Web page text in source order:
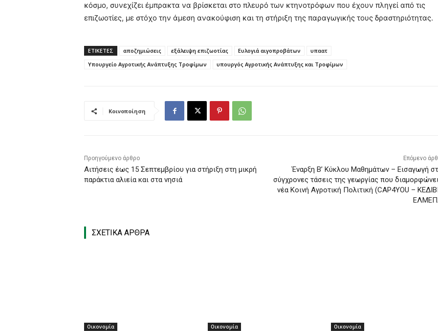
κόσμο, συνεχίζει έμπρακτα να βρίσκεται στο πλευρό των κτηνοτρόφων που έχουν πληγεί από τις
επιζωοτίες, με στόχο την άμεση ανακούφιση και τη στήριξη της παραγωγικής τους δραστηριότητας.
ΕΤΙΚΕΤΕΣ αποζημιώσεις εξάλειψη επιζωοτίας Ευλογιά αιγοπροβάτων
υπαατ
Υπουργείο Αγροτικής Ανάπτυξης Τροφίμων
υπουργός Αγροτικής Ανάπτυξης και Τροφίμων
Κοινοποίηση
Προηγούμενο άρθρο
Αιτήσεις έως 15 Σεπτεμβρίου για στήριξη στη μικρή
παράκτια αλιεία και στα νησιά
Επόμενο
Έναρξη Β’ Κύκλου Μαθημάτων – Εισαγωγή
σύγχρονες τάσεις της γεωργίας που
νέα Κοινή Αγροτική Πολιτική (CAP4YOU –
ΣΧΕΤΙΚΑ ΑΡΘΡΑ
Οικονομία Οικονομία Οικονομία